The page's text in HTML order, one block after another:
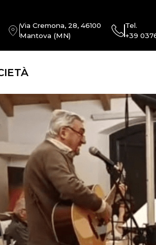
Via Cremona, 28, 46100
Mantova (MN)
Tel.
+39